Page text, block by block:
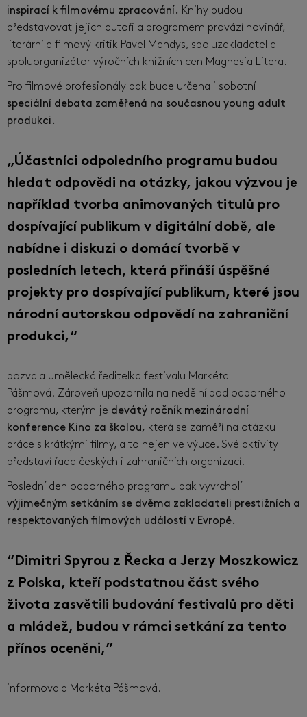
inspirací k filmovému zpracování. Knihy budou
představovat jejich autoři a programem provází novinář,
literární a filmový kritik Pavel Mandys, spoluzakladatel a
spoluorganizátor výročních knižních cen Magnesia Litera.
Pro filmové profesionály pak bude určena i sobotní
speciální debata zaměřená na současnou young adult
produkci.
„Účastníci odpoledního programu budou
hledat odpovědi na otázky, jakou výzvou je
například tvorba animovaných titulů pro
dospívající publikum v digitální době, ale
nabídne i diskuzi o domácí tvorbě v
posledních letech, která přináší úspěšné
projekty pro dospívající publikum, které jsou
národní autorskou odpovědí na zahraniční
produkci,“
pozvala umělecká ředitelka festivalu Markéta
Pášmová. Zároveň upozornila na nedělní bod odborného
programu, kterým je devátý ročník mezinárodní
konference Kino za školou, která se zaměří na otázku
práce s krátkými filmy, a to nejen ve výuce. Své aktivity
představí řada českých i zahraničních organizací.
Poslední den odborného programu pak vyvrcholí
výjimečným setkáním se dvěma zakladateli prestižních a
respektovaných filmových událostí v Evropě.
“Dimitri Spyrou z Řecka a Jerzy Moszkowicz
z Polska, kteří podstatnou část svého
života zasvětili budování festivalů pro děti
a mládež, budou v rámci setkání za tento
přínos oceněni,”
informovala Markéta Pášmová.